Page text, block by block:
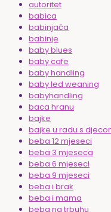
autoritet
babica
babinjača
babinje
baby blues
baby cafe
baby handling
baby led weaning
babyhandling
baca hranu
bajke
bajke u radu s
beba 12 mjeseci
beba 3 mjeseca
beba 6 mjeseci
beba 9 mjeseci
beba i brak
beba i mama
beba na trbuhu